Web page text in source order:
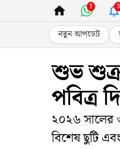
1 3
নতুন আপডেট
শুভ
পবিত্র
২০২৬ সালের
বিশেষ ছুটি